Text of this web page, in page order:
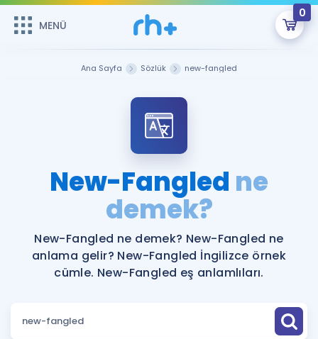
MENÜ
0
Şifremi Hatırlamıyorum
Sepetin Şu An Boş.
Remzi Hoca ile seni sınava hazırlayacak onlarca eğitim seni
bekliyor!
MENÜ
Katılımcı Görüşleri
Faydalı Araçlar
Ücretsiz Kaynaklar
Puan Hesaplama
İngilizce Gramer
Ana Sayfa Sözlük new-fangled
New-Fangled ne
demek?
New-Fangled ne demek? New-Fangled ne
anlama gelir? New-Fangled İngilizce örnek
cümle. New-Fangled eş anlamlıları.